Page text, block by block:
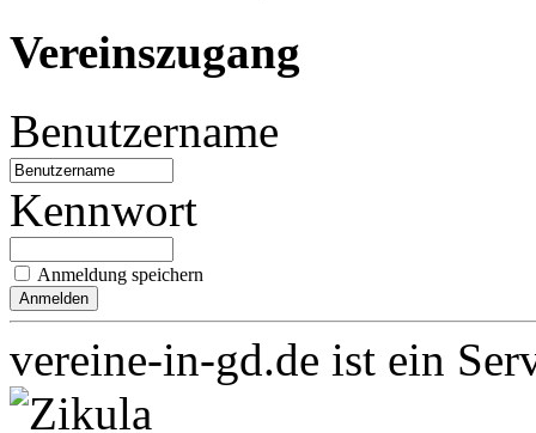
Vereinszugang
Benutzername
Kennwort
Anmeldung speichern
vereine-in-gd.de ist ein